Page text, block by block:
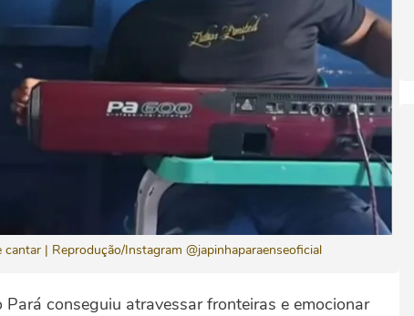
| Reprodução/Instagram @japinhaparaenseoficial
conseguiu atravessar fronteiras e emocionar